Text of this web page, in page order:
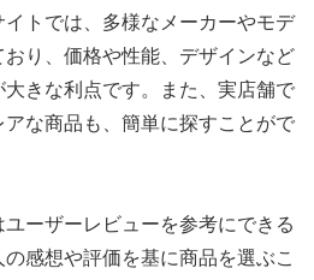
トでは、多様なメーカーやモデ
り、価格や性能、デザインなど
きな利点です。また、実店舗で
な商品も、簡単に探すことがで
ーザーレビューを参考にできる
感想や評価を基に商品を選ぶこ